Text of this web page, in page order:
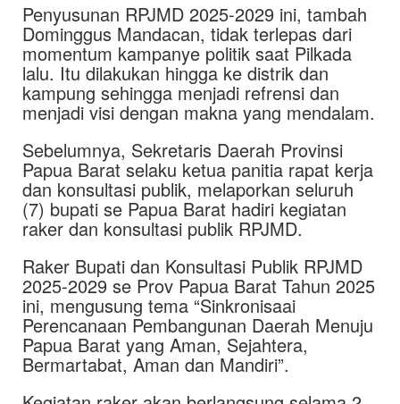
Penyusunan RPJMD 2025-2029 ini, tambah
Dominggus Mandacan, tidak terlepas dari
momentum kampanye politik saat Pilkada
lalu. Itu dilakukan hingga ke distrik dan
kampung sehingga menjadi refrensi dan
menjadi visi dengan makna yang mendalam.
Sebelumnya, Sekretaris Daerah Provinsi
Papua Barat selaku ketua panitia rapat kerja
dan konsultasi publik, melaporkan seluruh
(7) bupati se Papua Barat hadiri kegiatan
raker dan konsultasi publik RPJMD.
Raker Bupati dan Konsultasi Publik RPJMD
2025-2029 se Prov Papua Barat Tahun 2025
ini, mengusung tema “Sinkronisaai
Perencanaan Pembangunan Daerah Menuju
Papua Barat yang Aman, Sejahtera,
Bermartabat, Aman dan Mandiri”.